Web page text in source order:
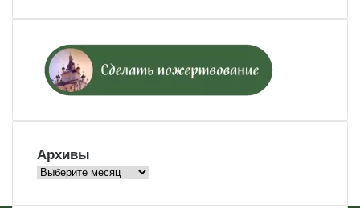
Архивы
Архивы